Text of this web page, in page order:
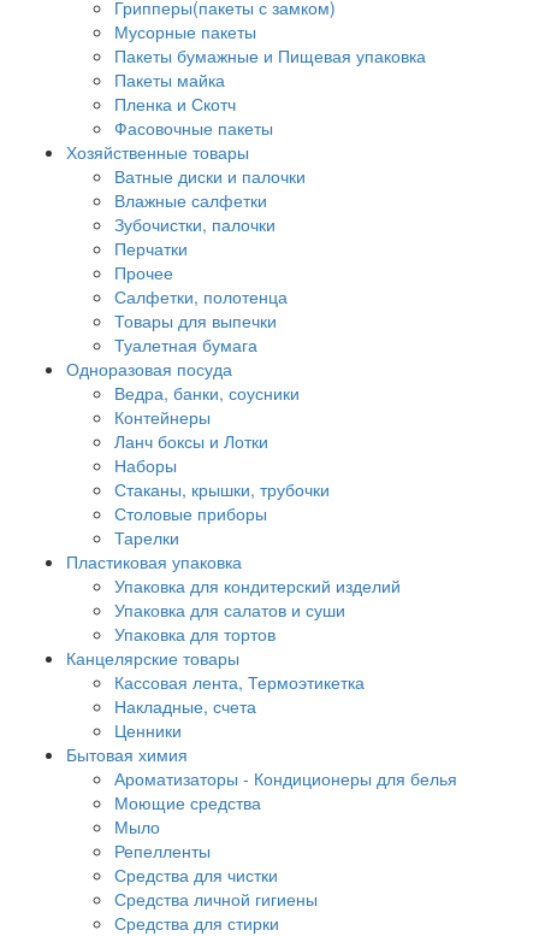
Грипперы(пакеты с замком)
Мусорные пакеты
Пакеты бумажные и Пищевая упаковка
Пакеты майка
Пленка и Скотч
Фасовочные пакеты
Хозяйственные товары
Ватные диски и палочки
Влажные салфетки
Зубочистки, палочки
Перчатки
Прочее
Салфетки, полотенца
Товары для выпечки
Туалетная бумага
Одноразовая посуда
Ведра, банки, соусники
Контейнеры
Ланч боксы и Лотки
Наборы
Стаканы, крышки, трубочки
Столовые приборы
Тарелки
Пластиковая упаковка
Упаковка для кондитерский изделий
Упаковка для салатов и суши
Упаковка для тортов
Канцелярские товары
Кассовая лента, Термоэтикетка
Накладные, счета
Ценники
Бытовая химия
Ароматизаторы - Кондиционеры для белья
Моющие средства
Мыло
Репелленты
Средства для чистки
Средства личной гигиены
Средства для стирки